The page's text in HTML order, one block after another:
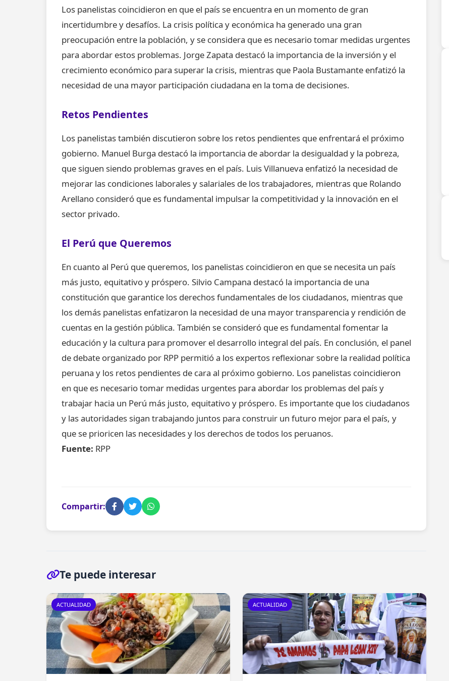
Los panelistas coincidieron en que el país se encuentra en un momento de gran
incertidumbre y desafíos. La crisis política y económica ha generado una gran
preocupación entre la población, y se considera que es necesario tomar medidas urgentes
para abordar estos problemas. Jorge Zapata destacó la importancia de la inversión y el
crecimiento económico para superar la crisis, mientras que Paola Bustamante enfatizó la
necesidad de una mayor participación ciudadana en la toma de decisiones.
Retos Pendientes
Los panelistas también discutieron sobre los retos pendientes que enfrentará el próximo
gobierno. Manuel Burga destacó la importancia de abordar la desigualdad y la pobreza,
que siguen siendo problemas graves en el país. Luis Villanueva enfatizó la necesidad de
mejorar las condiciones laborales y salariales de los trabajadores, mientras que Rolando
Arellano consideró que es fundamental impulsar la competitividad y la innovación en el
sector privado.
El Perú que Queremos
En cuanto al Perú que queremos, los panelistas coincidieron en que se necesita un país
más justo, equitativo y próspero. Silvio Campana destacó la importancia de una
constitución que garantice los derechos fundamentales de los ciudadanos, mientras que
los demás panelistas enfatizaron la necesidad de una mayor transparencia y rendición de
cuentas en la gestión pública. También se consideró que es fundamental fomentar la
educación y la cultura para promover el desarrollo integral del país. En conclusión, el panel
de debate organizado por RPP permitió a los expertos reflexionar sobre la realidad política
peruana y los retos pendientes de cara al próximo gobierno. Los panelistas coincidieron
en que es necesario tomar medidas urgentes para abordar los problemas del país y
trabajar hacia un Perú más justo, equitativo y próspero. Es importante que los ciudadanos
y las autoridades sigan trabajando juntos para construir un futuro mejor para el país, y
que se prioricen las necesidades y los derechos de todos los peruanos.
Fuente: RPP
Compartir:
Te puede interesar
ACTUALIDAD ACTUALIDAD